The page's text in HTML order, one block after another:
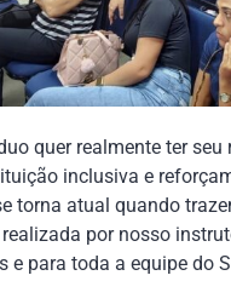
quer realmente ter
inclusiva e
torna atual quando
por nosso
e para toda a equipe do